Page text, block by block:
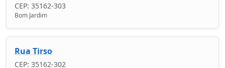
CEP: 35162-303
Bom Jardim
Rua Tirso
CEP: 35162-302